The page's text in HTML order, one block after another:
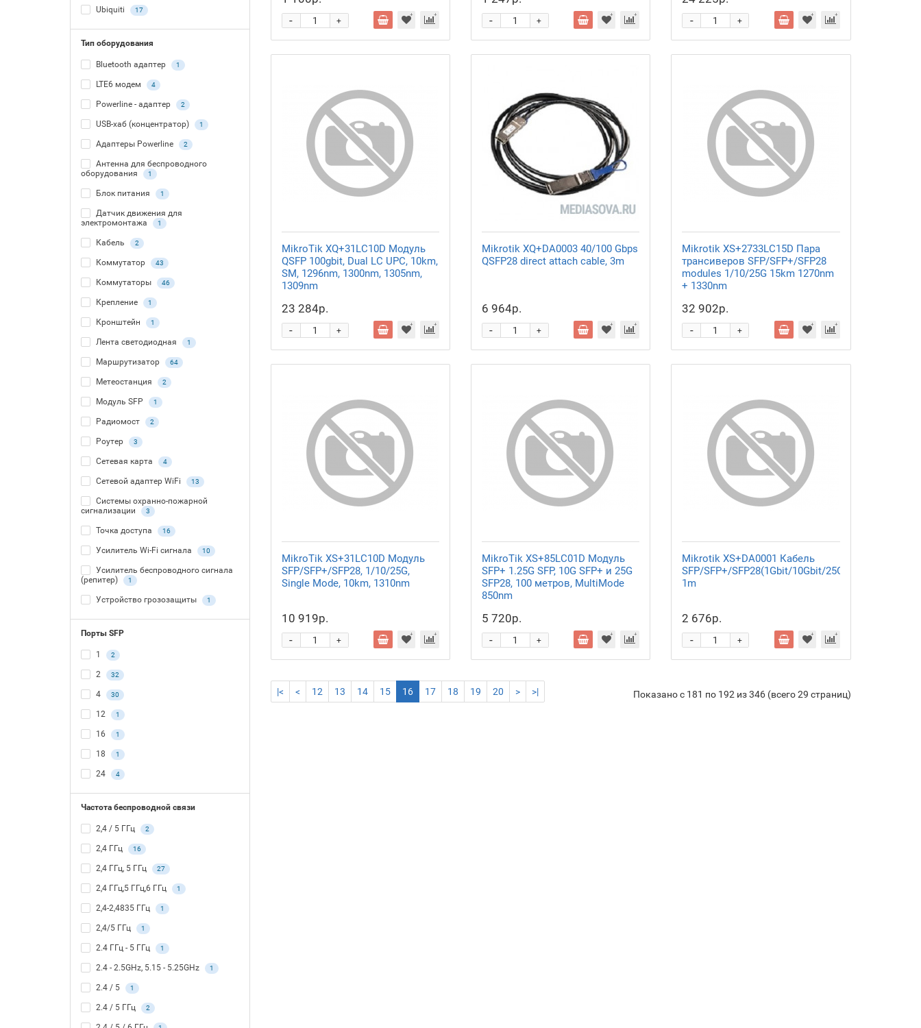
Ubiquiti 17
Тип оборудования
Bluetooth адаптер 1
LTE6 модем 4
Powerline - адаптер 2
USB-хаб (концентратор) 1
Адаптеры Powerline 2
Антенна для беспроводного
оборудования
1
Блок питания 1
Датчик движения для
электромонтажа
1
Кабель 2
Коммутатор 43
Коммутаторы 46
Крепление 1
Кронштейн 1
Лента светодиодная 1
Маршрутизатор 64
Метеостанция 2
Модуль SFP 1
Радиомост 2
Роутер 3
Сетевая карта 4
Сетевой адаптер WiFi 13
Системы охранно-пожарной
сигнализации
3
Точка доступа 16
Усилитель Wi-Fi сигнала 10
Усилитель беспроводного сигнала
(репитер)
1
Устройство грозозащиты 1
Порты SFP
1 2
2 32
4 30
12 1
16 1
18 1
24 4
Частота беспроводной связи
2,4 / 5 ГГц 2
2,4 ГГц 16
2,4 ГГц, 5 ГГц 27
2,4 ГГц,5 ГГц,6 ГГц 1
2,4-2,4835 ГГц 1
2,4/5 ГГц 1
2.4 ГГц - 5 ГГц 1
2.4 - 2.5GHz, 5.15 - 5.25GHz 1
2.4 / 5 1
2.4 / 5 ГГц 2
+
- +
- +
-
MikroTik XQ+31LC10D Модуль
QSFP 100gbit, Dual LC UPC, 10km,
SM, 1296nm, 1300nm, 1305nm,
1309nm
23 284р.
+
-
Mikrotik XQ+DA0003 40/100 Gbps
QSFP28 direct attach cable, 3m
6 964р.
+
-
Mikrotik XS+2733LC15D Пара
трансиверов SFP/SFP+/SFP28
modules 1/10/25G 15km 1270nm
+ 1330nm
32 902р.
+
-
MikroTik XS+31LC10D Модуль
SFP/SFP+/SFP28, 1/10/25G,
Single Mode, 10km, 1310nm
10 919р.
+
-
MikroTik XS+85LC01D Модуль
SFP+ 1.25G SFP, 10G SFP+ и 25G
SFP28, 100 метров, MultiMode
850nm
5 720р.
+
-
Mikrotik XS+DA0001 Кабель
SFP/SFP+/SFP28(1Gbit/10Gbit/25Gbit),
1m
2 676р.
+
-
|< < 12 13 14 15 16 17 18 19 20 > >| Показано с 181 по 192 из 346 (всего 29 страниц)